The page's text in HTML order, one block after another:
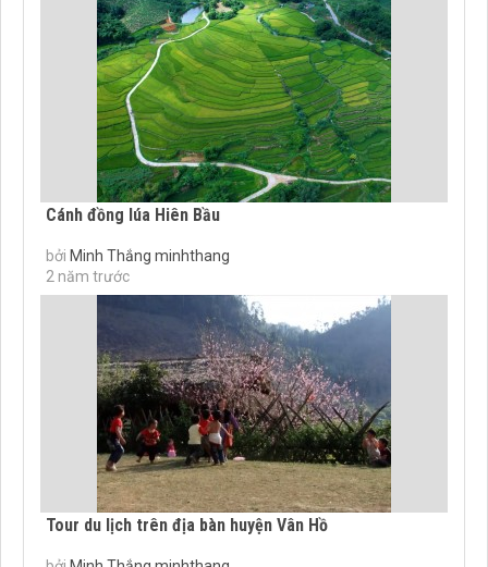
Cánh đồng lúa Hiên Bầu
bởi Minh Thắng minhthang
2 năm trước
Tour du lịch trên địa bàn huyện Vân Hồ